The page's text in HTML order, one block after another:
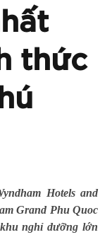
thức
Hotels and
Grand Phu Quoc
nghỉ dưỡng lớn